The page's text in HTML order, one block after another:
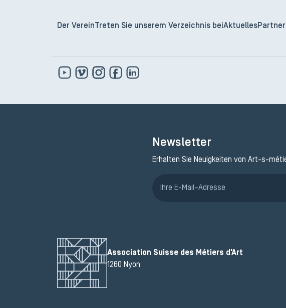
Der Verein Treten Sie unserem Verzeichnis bei AktuellesPartner
Newsletter
Erhalten Sie Neuigkeiten von Art-s-
Association Suisse des Métiers d'Art
1260 Nyon